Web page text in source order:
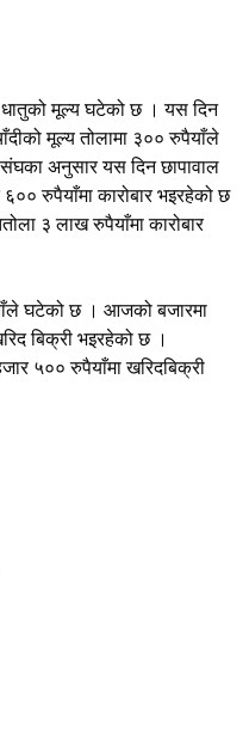
धातुको मूल्य घटेको छ । यस दिन
मूल्य तोलामा ३०० रुपैयाँले
अनुसार यस दिन छापावाल
रुपैयाँमा कारोबार भइरहेको छ
३ लाख रुपैयाँमा कारोबार
घटेको छ । आजको बजारमा
बिक्री भइरहेको छ ।
५०० रुपैयाँमा खरिदबिक्री